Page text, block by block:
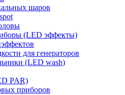
шаров
(LED эффекты)
для генераторов
(LED wash)
PAR)
приборов